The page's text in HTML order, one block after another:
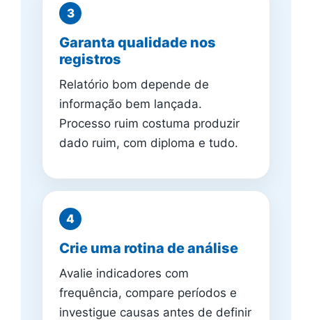
Garanta qualidade nos
registros
Relatório bom depende de
informação bem lançada.
Processo ruim costuma produzir
dado ruim, com diploma e tudo.
Crie uma rotina de análise
Avalie indicadores com
frequência, compare períodos e
investigue causas antes de definir